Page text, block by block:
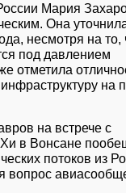
Мария
Она
несмотря на то,
под давлением
отметила
на
на встрече с
в Вонсане
потоков из
вопрос